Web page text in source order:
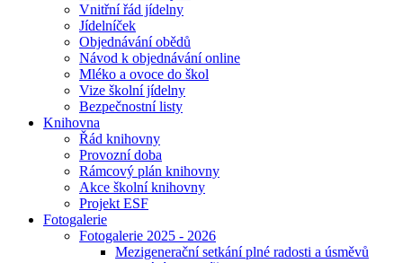
Vnitřní řád jídelny
Jídelníček
Objednávání obědů
Návod k objednávání online
Mléko a ovoce do škol
Vize školní jídelny
Bezpečnostní listy
Knihovna
Řád knihovny
Provozní doba
Rámcový plán knihovny
Akce školní knihovny
Projekt ESF
Fotogalerie
Fotogalerie 2025 - 2026
Mezigenerační setkání plné radosti a úsměvů